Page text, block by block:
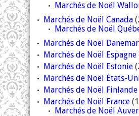
Marchés de Noël
Marchés de Noël Canada
Marchés de Noël
Marchés de Noël
Marchés de Noël Espagne
Marchés de Noël Estonie
Marchés de Noël États-
Marchés de Noël Finlande
Marchés de Noël France
Marchés de Noël